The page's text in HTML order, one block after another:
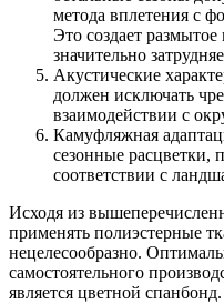
метода вплетения с
Это создает
значительно
Акустические
должен исключать
взаимодействии с
Камуфляжная
сезонные расцветки,
соответствии с
Исходя из
применять полиэстерные
нецелесообразно.
самостоятельного
является цветной спанбонд.